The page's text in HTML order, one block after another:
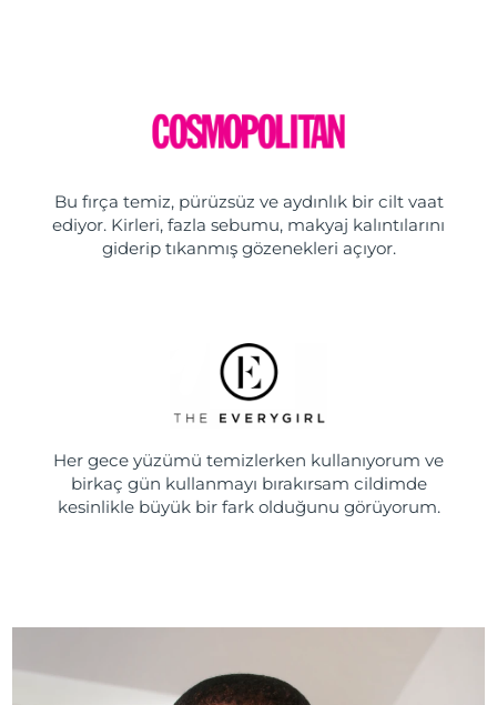
Bu fırça temiz, pürüzsüz ve aydınlık bir cilt vaat
ediyor. Kirleri, fazla sebumu, makyaj kalıntılarını
giderip tıkanmış gözenekleri açıyor.
Her gece yüzümü temizlerken kullanıyorum ve
birkaç gün kullanmayı bırakırsam cildimde
kesinlikle büyük bir fark olduğunu görüyorum.